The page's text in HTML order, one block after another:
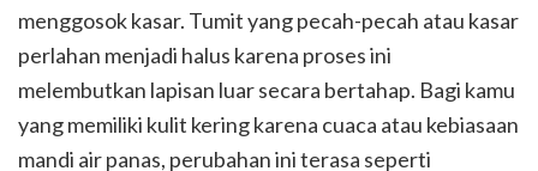
menggosok kasar. Tumit yang pecah-pecah atau kasar
perlahan menjadi halus karena proses ini
melembutkan lapisan luar secara bertahap. Bagi kamu
yang memiliki kulit kering karena cuaca atau kebiasaan
mandi air panas, perubahan ini terasa seperti